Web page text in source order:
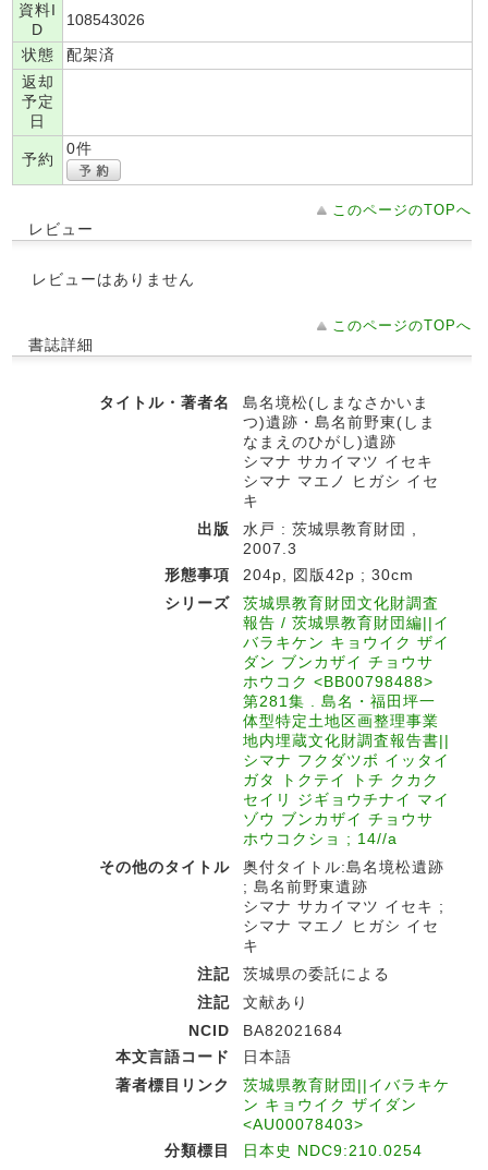
資料I
D
108543026
状態
配架済
返却
予定
日
予約
0件
このページのTOPへ
レビュー
レビューはありません
このページのTOPへ
書誌詳細
タイトル・著者名
島名境松(しまなさかいま
つ)遺跡・島名前野東(しま
なまえのひがし)遺跡
シマナ サカイマツ イセキ
シマナ マエノ ヒガシ イセ
キ
出版
水戸 : 茨城県教育財団 ,
2007.3
形態事項
204p, 図版42p ; 30cm
シリーズ
茨城県教育財団文化財調査
報告 / 茨城県教育財団編||イ
バラキケン キョウイク ザイ
ダン ブンカザイ チョウサ
ホウコク <BB00798488>
第281集 . 島名・福田坪一
体型特定土地区画整理事業
地内埋蔵文化財調査報告書||
シマナ フクダツボ イッタイ
ガタ トクテイ トチ クカク
セイリ ジギョウチナイ マイ
ゾウ ブンカザイ チョウサ
ホウコクショ ; 14//a
その他のタイトル
奥付タイトル:島名境松遺跡
; 島名前野東遺跡
シマナ サカイマツ イセキ ;
シマナ マエノ ヒガシ イセ
キ
注記
茨城県の委託による
注記
文献あり
NCID
BA82021684
本文言語コード
日本語
著者標目リンク
茨城県教育財団||イバラキケ
ン キョウイク ザイダン
<AU00078403>
分類標目
日本史 NDC9:210.0254